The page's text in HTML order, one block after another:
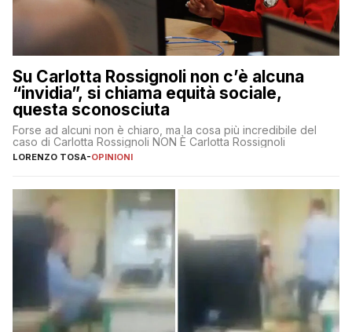
Su Carlotta Rossignoli non c’è alcuna
“invidia”, si chiama equità sociale,
questa sconosciuta
Forse ad alcuni non è chiaro, ma la cosa più incredibile del
caso di Carlotta Rossignoli NON È Carlotta Rossignoli
LORENZO TOSA-OPINIONI